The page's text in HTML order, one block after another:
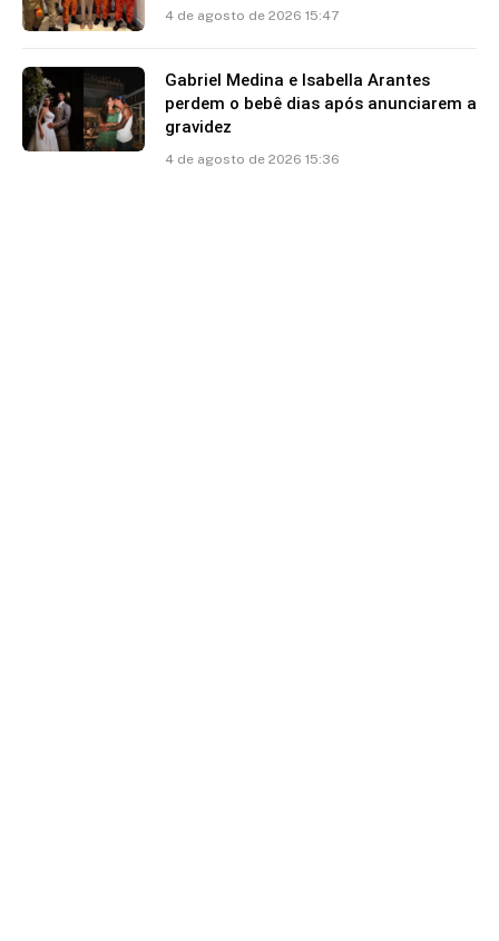
4 de agosto de 2026 15:47
Gabriel Medina e Isabella Arantes
perdem o bebê dias após anunciarem a
gravidez
4 de agosto de 2026 15:36